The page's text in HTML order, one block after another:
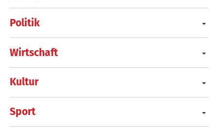
Politik
Wirtschaft
Kultur
Sport